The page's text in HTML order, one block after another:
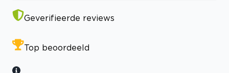
Geverifieerde reviews
Top beoordeeld